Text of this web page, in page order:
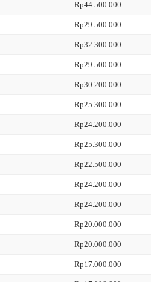
Rp44.500.000
Rp29.500.000
Rp32.300.000
Rp29.500.000
Rp30.200.000
Rp25.300.000
Rp24.200.000
Rp25.300.000
Rp22.500.000
Rp24.200.000
Rp24.200.000
Rp20.000.000
Rp20.000.000
Rp17.000.000